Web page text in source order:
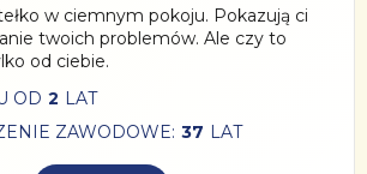
w ciemnym pokoju. Pokazują ci
twoich problemów. Ale czy to
od ciebie.
OD 2 LAT
ZAWODOWE: 37 LAT